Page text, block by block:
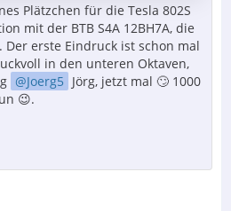
Plätzchen für die Tesla 802S
mit der BTB S4A 12BH7A, die
erste Eindruck ist schon mal
in den unteren Oktaven,
Joerg5 Jörg, jetzt mal 🙄 1000
😉.